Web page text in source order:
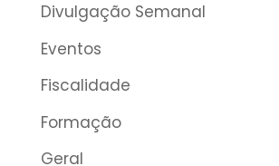
Divulgação Semanal
Eventos
Fiscalidade
Formação
Geral